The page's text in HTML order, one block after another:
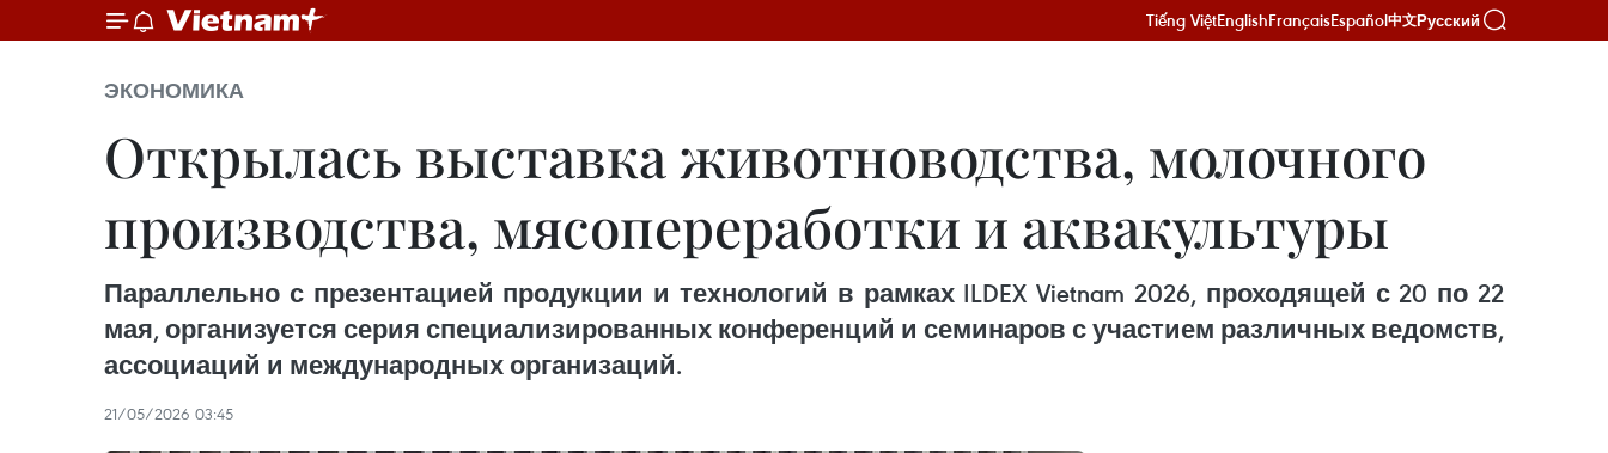
Tiếng ViệtEnglishFrançaisEspañol中文Русский
ЭКОНОМИКА
Открылась выставка животноводства, молочного
производства, мясопереработки и аквакультуры
Параллельно с презентацией продукции и технологий в рамках ILDEX Vietnam 2026, проходящей с 20 по 22
мая, организуется серия специализированных конференций и семинаров с участием различных ведомств,
ассоциаций и международных организаций.
21/05/2026 03:45